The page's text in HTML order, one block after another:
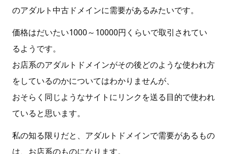
のアダルト中古ドメインに需要があるみたいです。
価格はだいたい1000～10000円くらいで取引されてい
るようです。
お店系のアダルトドメインがその後どのような使われ方
をしているのかについてはわかりませんが、
おそらく同じようなサイトにリンクを送る目的で使われ
ていると思います。
私の知る限りだと、アダルトドメインで需要があるもの
は、お店系のものになります。